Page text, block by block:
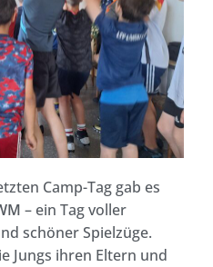
Camp-Tag gab es
– ein Tag voller
schöner Spielzüge.
Jungs ihren Eltern und